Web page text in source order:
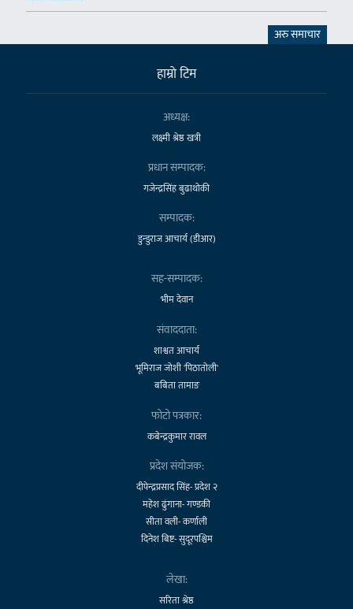
अरु समाचार
हाम्राे टिम
अध्यक्ष:
लक्ष्मी श्रेष्ठ खत्री
प्रधान सम्पादक:
गजेन्द्रसिंह बुढाथोकी
सम्पादक:
डुन्डुराज आचार्य (डीआर)
सह-सम्पादक:
भीम देवान
संवाददाता:
शाश्वत आचार्य
भूमिराज जोशी 'पिठातोली'
बबिता तामाङ
फोटो पत्रकार:
कबेन्द्रकुमार रावल
प्रदेश संयोजक:
दीपेन्द्रप्रसाद सिंह- प्रदेश २
महेश ढुंगाना- गण्डकी
सीता वली- कर्णाली
दिनेश बिष्ट- सुदूरपश्चिम
लेखा:
सरिता श्रेष्ठ